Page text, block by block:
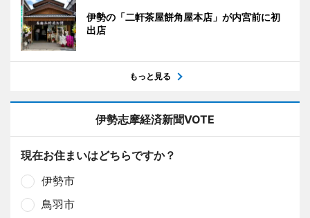
伊勢の「二軒茶屋餅角屋本店」が内宮前に初
出店
もっと見る
伊勢志摩経済新聞VOTE
現在お住まいはどちらですか？
伊勢市
鳥羽市